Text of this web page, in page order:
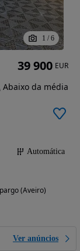
1 / 6
Automática
(Aveiro)
Ver anúncios
39 900 EUR
Abaixo da média